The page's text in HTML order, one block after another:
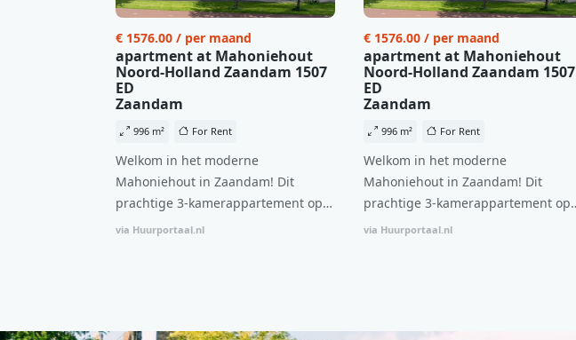
€ 1576.00 / per maand
apartment at Mahoniehout
Noord-Holland Zaandam 1507
ED
Zaandam
996 m² For Rent
Welkom in het moderne
Mahoniehout in Zaandam! Dit
prachtige 3-kamerappartement op
de 6e verdieping biedt een ideale
van €107,50 per maand is dit een
via Huurportaal.nl
€ 1576.00 / per maand
apartment at Mahoniehout
Noord-Holland Zaandam 1507
ED
Zaandam
996 m² For Rent
Welkom in het moderne
Mahoniehout in Zaandam! Dit
prachtige 3-kamerappartement op
de 6e verdieping biedt een ideale
van €107,50 per maand is dit een
via Huurportaal.nl